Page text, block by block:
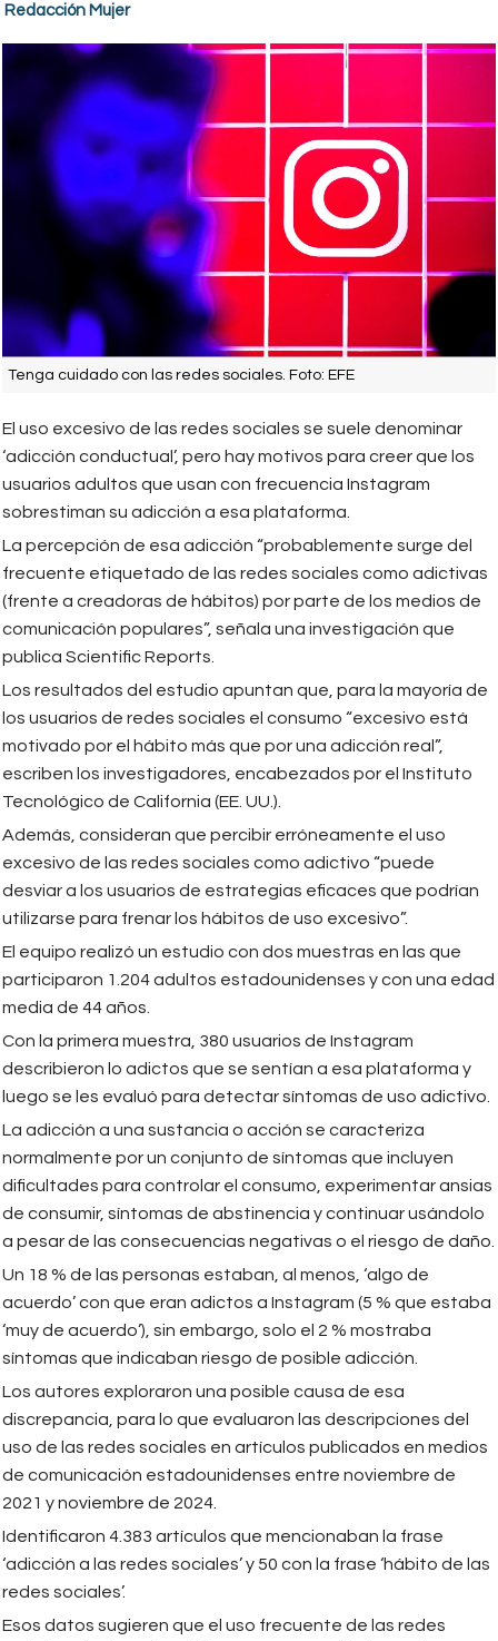
Redacción Mujer
Tenga cuidado con las redes sociales. Foto: EFE
El uso excesivo de las redes sociales se suele denominar
‘adicción conductual’, pero hay motivos para creer que los
usuarios adultos que usan con frecuencia Instagram
sobrestiman su adicción a esa plataforma.
La percepción de esa adicción “probablemente surge del
frecuente etiquetado de las redes sociales como adictivas
(frente a creadoras de hábitos) por parte de los medios de
comunicación populares”, señala una investigación que
publica Scientific Reports.
Los resultados del estudio apuntan que, para la mayoría de
los usuarios de redes sociales el consumo “excesivo está
motivado por el hábito más que por una adicción real”,
escriben los investigadores, encabezados por el Instituto
Tecnológico de California (EE. UU.).
Además, consideran que percibir erróneamente el uso
excesivo de las redes sociales como adictivo “puede
desviar a los usuarios de estrategias eficaces que podrían
utilizarse para frenar los hábitos de uso excesivo”.
El equipo realizó un estudio con dos muestras en las que
participaron 1.204 adultos estadounidenses y con una edad
media de 44 años.
Con la primera muestra, 380 usuarios de Instagram
describieron lo adictos que se sentían a esa plataforma y
luego se les evaluó para detectar síntomas de uso adictivo.
La adicción a una sustancia o acción se caracteriza
normalmente por un conjunto de síntomas que incluyen
dificultades para controlar el consumo, experimentar ansias
de consumir, síntomas de abstinencia y continuar usándolo
a pesar de las consecuencias negativas o el riesgo de daño.
Un 18 % de las personas estaban, al menos, ‘algo de
acuerdo’ con que eran adictos a Instagram (5 % que estaba
‘muy de acuerdo’), sin embargo, solo el 2 % mostraba
síntomas que indicaban riesgo de posible adicción.
Los autores exploraron una posible causa de esa
discrepancia, para lo que evaluaron las descripciones del
uso de las redes sociales en artículos publicados en medios
de comunicación estadounidenses entre noviembre de
2021 y noviembre de 2024.
Identificaron 4.383 artículos que mencionaban la frase
‘adicción a las redes sociales’ y 50 con la frase ‘hábito de las
redes sociales’.
Esos datos sugieren que el uso frecuente de las redes